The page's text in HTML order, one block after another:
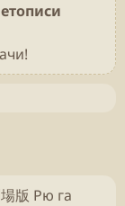
版 Рю га